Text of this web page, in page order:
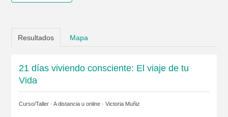
Resultados Mapa
21 días viviendo consciente: El viaje de tu
Vida
Curso/Taller · A distancia u online · Victoria Muñiz